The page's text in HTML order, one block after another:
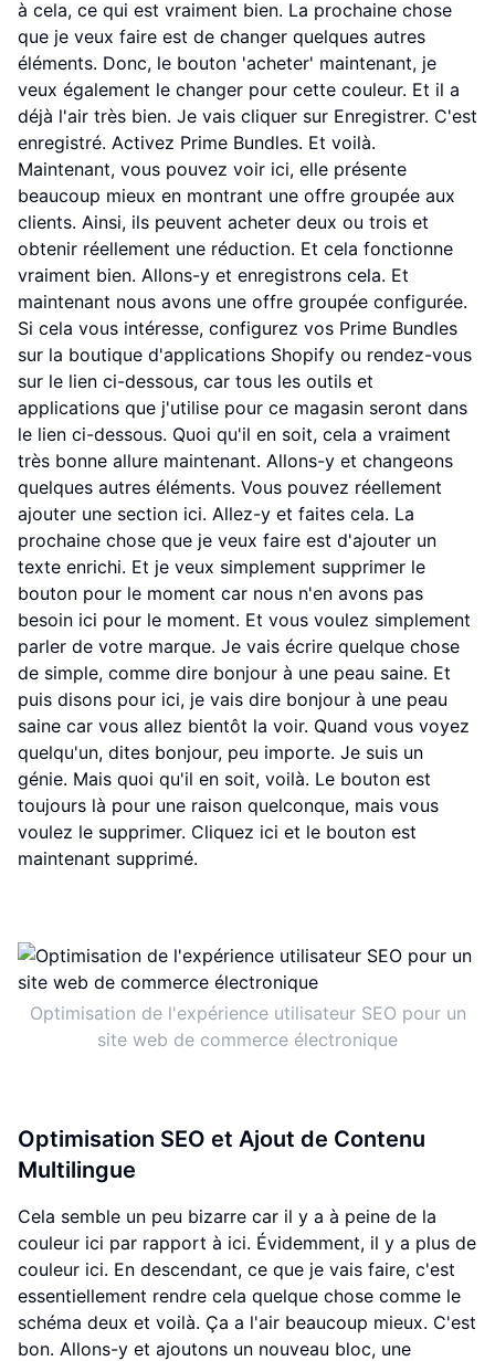
à cela, ce qui est vraiment bien. La prochaine chose
que je veux faire est de changer quelques autres
éléments. Donc, le bouton 'acheter' maintenant, je
veux également le changer pour cette couleur. Et il a
déjà l'air très bien. Je vais cliquer sur Enregistrer. C'est
enregistré. Activez Prime Bundles. Et voilà.
Maintenant, vous pouvez voir ici, elle présente
beaucoup mieux en montrant une offre groupée aux
clients. Ainsi, ils peuvent acheter deux ou trois et
obtenir réellement une réduction. Et cela fonctionne
vraiment bien. Allons-y et enregistrons cela. Et
maintenant nous avons une offre groupée configurée.
Si cela vous intéresse, configurez vos Prime Bundles
sur la boutique d'applications Shopify ou rendez-vous
sur le lien ci-dessous, car tous les outils et
applications que j'utilise pour ce magasin seront dans
le lien ci-dessous. Quoi qu'il en soit, cela a vraiment
très bonne allure maintenant. Allons-y et changeons
quelques autres éléments. Vous pouvez réellement
ajouter une section ici. Allez-y et faites cela. La
prochaine chose que je veux faire est d'ajouter un
texte enrichi. Et je veux simplement supprimer le
bouton pour le moment car nous n'en avons pas
besoin ici pour le moment. Et vous voulez simplement
parler de votre marque. Je vais écrire quelque chose
de simple, comme dire bonjour à une peau saine. Et
puis disons pour ici, je vais dire bonjour à une peau
saine car vous allez bientôt la voir. Quand vous voyez
quelqu'un, dites bonjour, peu importe. Je suis un
génie. Mais quoi qu'il en soit, voilà. Le bouton est
toujours là pour une raison quelconque, mais vous
voulez le supprimer. Cliquez ici et le bouton est
maintenant supprimé.
Optimisation de l'expérience utilisateur SEO pour un
site web de commerce électronique
Optimisation SEO et Ajout de Contenu
Multilingue
Cela semble un peu bizarre car il y a à peine de la
couleur ici par rapport à ici. Évidemment, il y a plus de
couleur ici. En descendant, ce que je vais faire, c'est
essentiellement rendre cela quelque chose comme le
schéma deux et voilà. Ça a l'air beaucoup mieux. C'est
bon. Allons-y et ajoutons un nouveau bloc, une